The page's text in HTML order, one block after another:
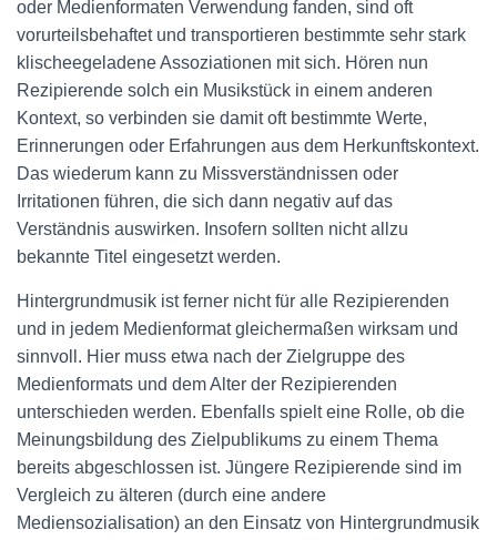
oder Medienformaten Verwendung fanden, sind oft
vorurteilsbehaftet und transportieren bestimmte sehr stark
klischeegeladene Assoziationen mit sich. Hören nun
Rezipierende solch ein Musikstück in einem anderen
Kontext, so verbinden sie damit oft bestimmte Werte,
Erinnerungen oder Erfahrungen aus dem Herkunftskontext.
Das wiederum kann zu Missverständnissen oder
Irritationen führen, die sich dann negativ auf das
Verständnis auswirken. Insofern sollten nicht allzu
bekannte Titel eingesetzt werden.
Hintergrundmusik ist ferner nicht für alle Rezipierenden
und in jedem Medienformat gleichermaßen wirksam und
sinnvoll. Hier muss etwa nach der Zielgruppe des
Medienformats und dem Alter der Rezipierenden
unterschieden werden. Ebenfalls spielt eine Rolle, ob die
Meinungsbildung des Zielpublikums zu einem Thema
bereits abgeschlossen ist. Jüngere Rezipierende sind im
Vergleich zu älteren (durch eine andere
Mediensozialisation) an den Einsatz von Hintergrundmusik